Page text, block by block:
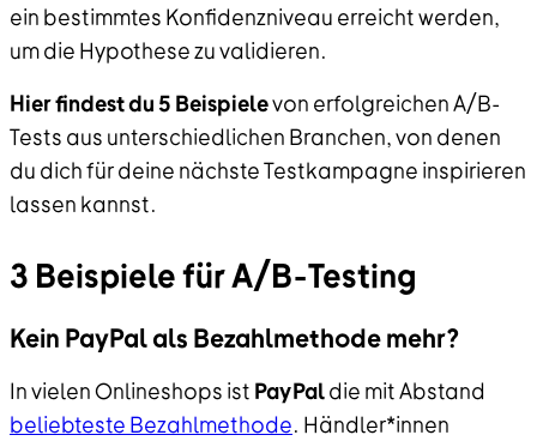
ein bestimmtes Konfidenzniveau erreicht werden,
um die Hypothese zu validieren.
Hier findest du 5 Beispielevon erfolgreichen A/B-
Tests aus unterschiedlichen Branchen, von denen
du dich für deine nächste Testkampagne inspirieren
lassen kannst.
3 Beispiele für A/B-Testing
Kein PayPal als Bezahlmethode mehr?
In vielen Onlineshops ist PayPaldie mit Abstand
beliebteste Bezahlmethode. Händler*innen